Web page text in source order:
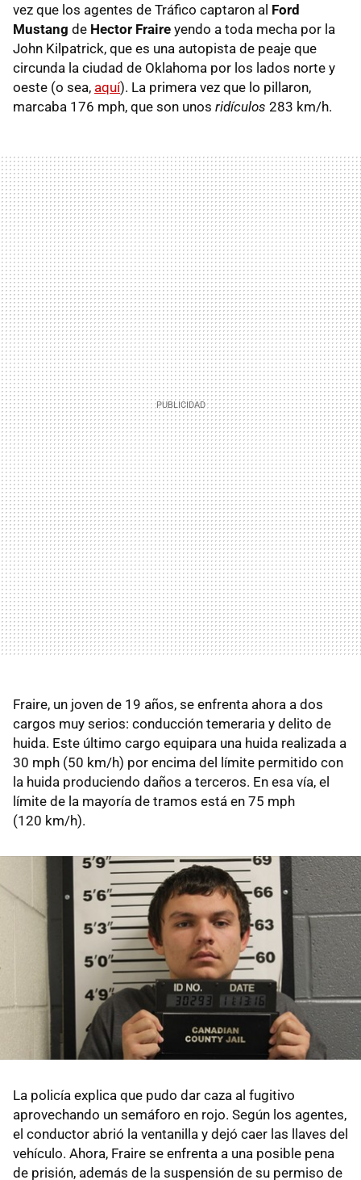
vez que los agentes de Tráfico captaron al Ford
Mustang de Hector Fraire yendo a toda mecha por la
John Kilpatrick, que es una autopista de peaje que
circunda la ciudad de Oklahoma por los lados norte y
oeste (o sea, aquí). La primera vez que lo pillaron,
marcaba 176 mph, que son unos ridículos 283 km/h.
Fraire, un joven de 19 años, se enfrenta ahora a dos
cargos muy serios: conducción temeraria y delito de
huida. Este último cargo equipara una huida realizada a
30 mph (50 km/h) por encima del límite permitido con
la huida produciendo daños a terceros. En esa vía, el
límite de la mayoría de tramos está en 75 mph
(120 km/h).
La policía explica que pudo dar caza al fugitivo
aprovechando un semáforo en rojo. Según los agentes,
el conductor abrió la ventanilla y dejó caer las llaves del
vehículo. Ahora, Fraire se enfrenta a una posible pena
de prisión, además de la suspensión de su permiso de